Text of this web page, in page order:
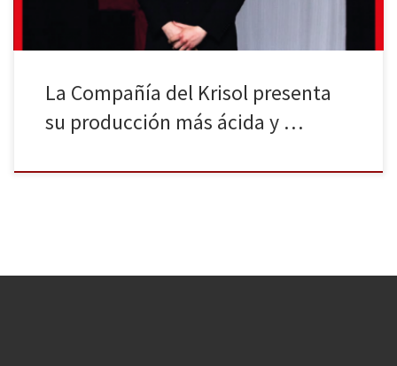
La Compañía del Krisol presenta
su producción más ácida y …